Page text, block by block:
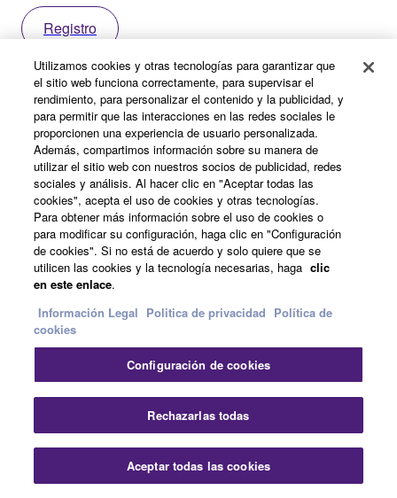
Registro
MG06X Consola de mezclas
Utilizamos cookies y otras tecnologías para garantizar que
el sitio web funciona correctamente, para supervisar el
rendimiento, para personalizar el contenido y la publicidad, y
para permitir que las interacciones en las redes sociales le
proporcionen una experiencia de usuario personalizada.
Además, compartimos información sobre su manera de
utilizar el sitio web con nuestros socios de publicidad, redes
sociales y análisis. Al hacer clic en "Aceptar todas las
cookies", acepta el uso de cookies y otras tecnologías.
Para obtener más información sobre el uso de cookies o
para modificar su configuración, haga clic en "Configuración
de cookies". Si no está de acuerdo y solo quiere que se
utilicen las cookies y la tecnología necesarias, haga clic
en este enlace.
Información Legal Politica de privacidad Política de
cookies
Configuración de cookies
Rechazarlas todas
Aceptar todas las cookies